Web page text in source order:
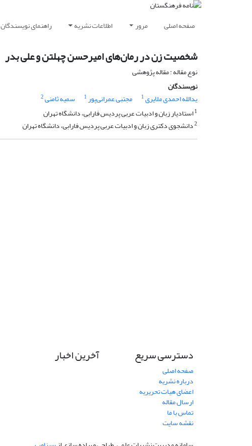
صفحه اصلی مرور اطلاعات نشریه راهنمای نویسندگان
شخصیت زن در رمان‌های امیرحسن چهلتن و علی بدر
نوع مقاله : مقاله پژوهشی
نویسندگان
یدالله احمدی ملایری1 مجتبی عمرانی‌پور1 سمیه ثامنی2
1استادیار زبان و ادبیات عربی پردیس فارابی، دانشگاه تهران
2دانشجوی دکتری زبان و ادبیات عربی پردیس فارابی، دانشگاه تهران
دسترسی سریع
صفحه اصلی
درباره نشریه
اعضای هیات تحریریه
ارسال مقاله
تماس با ما
نقشه سایت
آخرین اخبار